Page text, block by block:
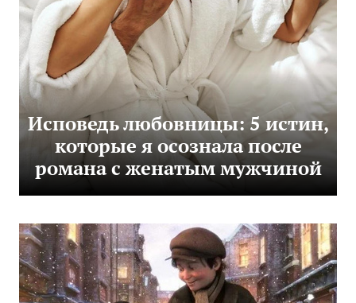
Исповедь любовницы: 5 истин,
которые я осознала после
романа с женатым мужчиной